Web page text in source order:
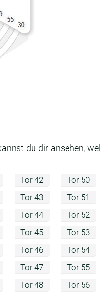
du dir ansehen,
Tor 42
Tor 43
Tor 44
Tor 45
Tor 46
Tor 47
Tor 48
Tor 50
Tor 51
Tor 52
Tor 53
Tor 54
Tor 55
Tor 56